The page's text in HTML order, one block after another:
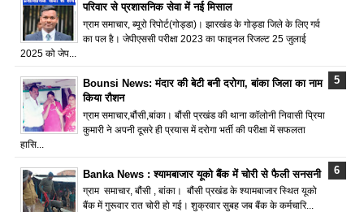
परिवार से प्रशासनिक सेवा में नई मिसाल
ग्राम समाचार, ब्यूरो रिपोर्ट(गोड्डा)। झारखंड के गोड्डा जिले के लिए गर्व
का पल है। जेपीएससी परीक्षा 2023 का फाइनल रिजल्ट 25 जुलाई
2025 को जेप...
Bounsi News: मंदार की बेटी बनी दरोगा, बांका जिला का नाम
किया रौशन
ग्राम समाचार,बौंसी,बांका। बौंसी प्रखंड की थाना कॉलोनी निवासी प्रिया
कुमारी ने अपनी दूसरे ही प्रयास में दरोगा भर्ती की परीक्षा में सफलता
हासि...
Banka News : श्यामबाजार यूको बैंक में चोरी से फैली सनसनी
ग्राम समाचार, बौंसी , बांका। बौंसी प्रखंड के श्यामबाजार स्थित यूको
बैंक में गुरूवार रात चोरी हो गई। शुक्रवार सुबह जब बैंक के कर्मचारि...